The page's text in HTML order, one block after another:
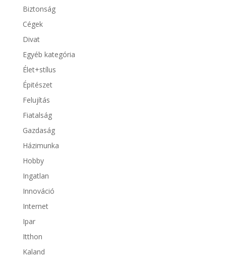
Biztonság
Cégek
Divat
Egyéb kategória
Élet+stílus
Épitészet
Felujítás
Fiatalság
Gazdaság
Házimunka
Hobby
Ingatlan
Innováció
Internet
Ipar
Itthon
Kaland